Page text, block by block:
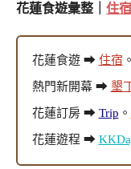
花蓮食遊彙整｜ 住
花蓮食遊 ➡ 住宿 。
熱門新開幕 ➡ 墾
花蓮訂房 ➡ Trip 。
花蓮遊程 ➡